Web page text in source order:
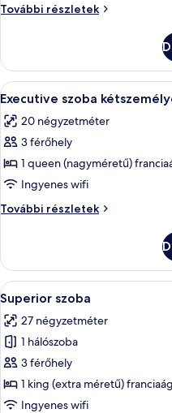
kétszemélyes
További részletek
Deluxe
további
részletei
A
következő
szoba
összes
képének
megtekintése:
Executive
szoba
vagy
két
külön
ággyal
5
Executive szoba
20 négyzetméter
3 férőhely
1 queen (nagyméretű)
Ingyenes wifi
További részletek
Executive
két
külön
ággyal
további
részletei
A
következő
szoba
összes
képének
megtekintése:
Superior
6
Superior szoba
27 négyzetméter
1 hálószoba
3 férőhely
1 king (extra méretű)
Ingyenes wifi